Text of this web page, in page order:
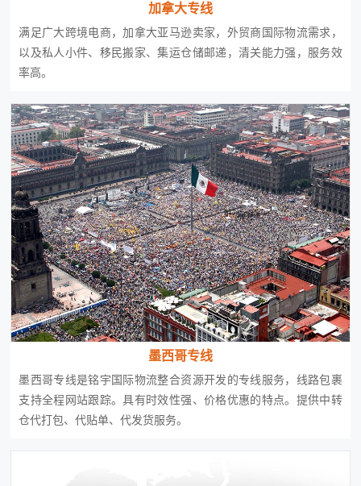
加拿大专线
满足广大跨境电商，加拿大亚马逊卖家，外贸商国际物流需求，
以及私人小件、移民搬家、集运仓储邮递，清关能力强，服务效
率高。
墨西哥专线
墨西哥专线是铭宇国际物流整合资源开发的专线服务，线路包裹
支持全程网站跟踪。具有时效性强、价格优惠的特点。提供中转
仓代打包、代贴单、代发货服务。